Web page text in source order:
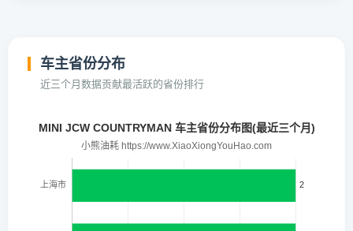
车主省份分布
近三个月数据贡献最活跃的省份排行